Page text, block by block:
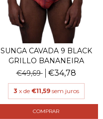
SUNGA CAVADA 9 BLACK
GRILLO BANANEIRA
€49,69
€34,78
3 x de €11,59 sem juros
COMPRAR